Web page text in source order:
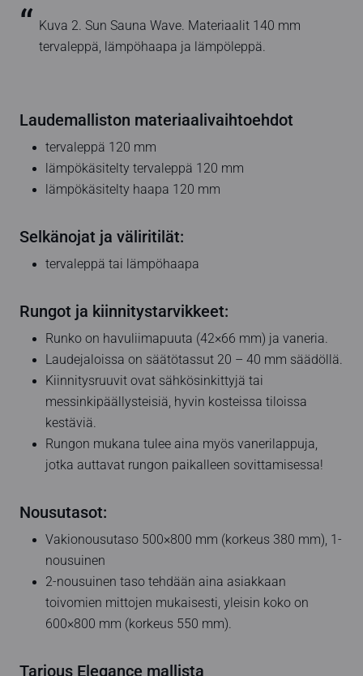
Kuva 2. Sun Sauna Wave. Materiaalit 140 mm
tervaleppä, lämpöhaapa ja lämpöleppä.
Laudemalliston materiaalivaihtoehdot
tervaleppä 120 mm
lämpökäsitelty tervaleppä 120 mm
lämpökäsitelty haapa 120 mm
Selkänojat ja väliritilät:
tervaleppä tai lämpöhaapa
Rungot ja kiinnitystarvikkeet:
Runko on havuliimapuuta (42×66 mm) ja vaneria.
Laudejaloissa on säätötassut 20 – 40 mm säädöllä.
Kiinnitysruuvit ovat sähkösinkittyjä tai
messinkipäällysteisiä, hyvin kosteissa tiloissa
kestäviä.
Rungon mukana tulee aina myös vanerilappuja,
jotka auttavat rungon paikalleen sovittamisessa!
Nousutasot:
Vakionousutaso 500×800 mm (korkeus 380 mm), 1-
nousuinen
2-nousuinen taso tehdään aina asiakkaan
toivomien mittojen mukaisesti, yleisin koko on
600×800 mm (korkeus 550 mm).
Tarjous Elegance mallista